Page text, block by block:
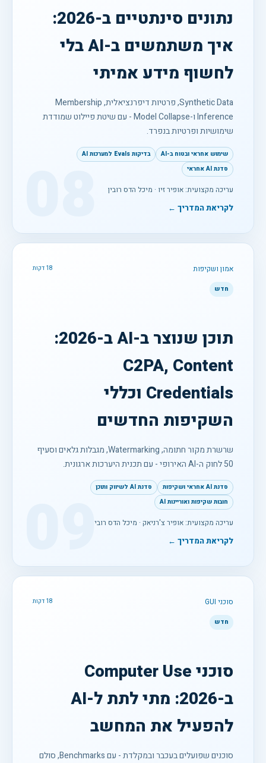
נתונים סינתטיים ב-2026:
איך משתמשים ב-AI בלי
לחשוף מידע אמיתי
Synthetic Data, פרטיות דיפרנציאלית, Membership
Inference ו-Model Collapse - עם שיטת פיילוט שמודדת
שימושיות ופרטיות בנפרד.
שימוש אחראי ובטוח ב-AI
בדיקות Evals למערכות AI
סדנת AI אחראי
עריכה מקצועית: אופיר זיו · מיכל הדס רובין
לקריאת המדריך ←
אמון ושקיפות 18 דקות
חדש
תוכן שנוצר ב-AI ב-2026:
C2PA, Content
Credentials וכללי
השקיפות החדשים
שרשרת מקור חתומה, Watermarking, מגבלות גלאים וסעיף
50 לחוק ה-AI האירופי - עם תכנית היערכות ארגונית.
סדנת AI אחראי ושקיפות
סדנת AI לשיווק ותוכן
חובות שקיפות ואוריינות AI
עריכה מקצועית: אופיר צ'רניאק · מיכל הדס רובין
לקריאת המדריך ← 09
סוכני GUI 18 דקות
חדש
סוכני Computer Use
ב-2026: מתי לתת ל-AI
להפעיל את המחשב
סוכנים שפועלים בעכבר ובמקלדת - עם Benchmarks, סולם